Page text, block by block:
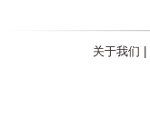
关于我们